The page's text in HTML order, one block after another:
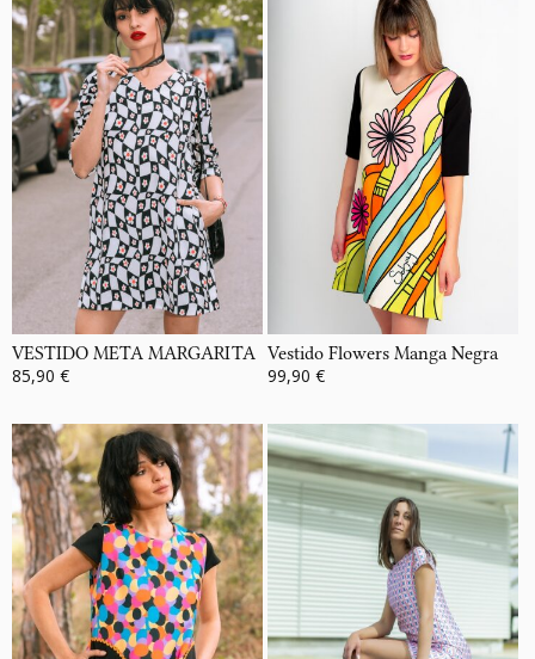
VESTIDO META MARGARITA
85,90 €
Vestido Flowers Manga Negra
99,90 €